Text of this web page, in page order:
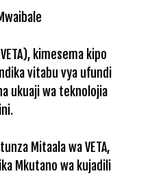
kimesema kipo
vitabu vya ufundi
ukuaji wa teknolojia
Mitaala wa VETA,
Mkutano wa kujadili